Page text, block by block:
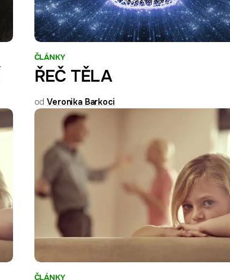
ČLÁNKY
ŘEČ TĚLA
odVeronika Barkoci
ČLÁNKY